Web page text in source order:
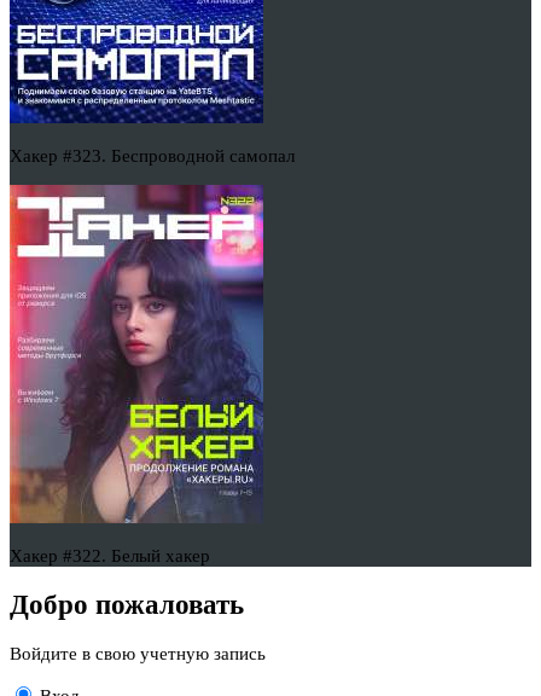
Хакер #323. Беспроводной самопал
Хакер #322. Белый хакер
Добро пожаловать
Войдите в свою учетную запись